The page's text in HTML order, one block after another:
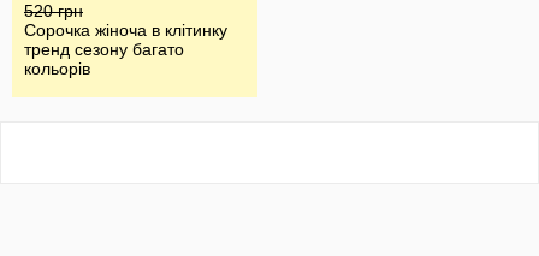
520 грн
Сорочка жіноча в клітинку
тренд сезону багато
кольорів